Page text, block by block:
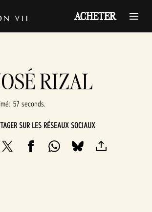
ACHETER
RIZAL
57 seconds
SUR LES RÉSEAUX SOCIAUX